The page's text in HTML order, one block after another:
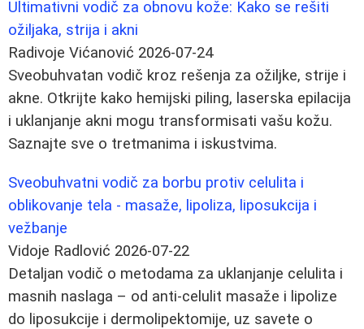
Ultimativni vodič za obnovu kože: Kako se rešiti
ožiljaka, strija i akni
Radivoje Vićanović 2026-07-24
Sveobuhvatan vodič kroz rešenja za ožiljke, strije i
akne. Otkrijte kako hemijski piling, laserska epilacija
i uklanjanje akni mogu transformisati vašu kožu.
Saznajte sve o tretmanima i iskustvima.
Sveobuhvatni vodič za borbu protiv celulita i
oblikovanje tela - masaže, lipoliza, liposukcija i
vežbanje
Vidoje Radlović 2026-07-22
Detaljan vodič o metodama za uklanjanje celulita i
masnih naslaga – od anti‑celulit masaže i lipolize
do liposukcije i dermolipektomije, uz savete o